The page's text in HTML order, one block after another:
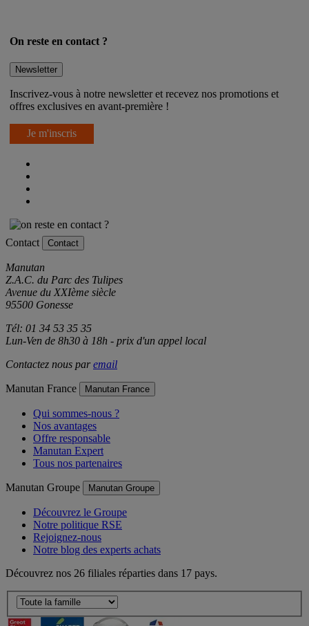
On reste en contact ?
Newsletter
Inscrivez-vous à notre newsletter et recevez nos promotions et
offres exclusives en avant-première !
Je m'inscris
Contact Contact
Manutan
Z.A.C. du Parc des Tulipes
Avenue du XXIème siècle
95500 Gonesse
Tél: 01 34 53 35 35
Lun-Ven de 8h30 à 18h - prix d'un appel local
Contactez nous paremail
Manutan France Manutan France
Qui sommes-nous ?
Nos avantages
Offre responsable
Manutan Expert
Tous nos partenaires
Manutan Groupe Manutan Groupe
Découvrez le Groupe
Notre politique RSE
Rejoignez-nous
Notre blog des experts achats
Découvrez nos 26 filiales réparties dans 17 pays.